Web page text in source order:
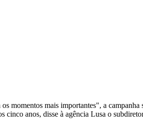
momentos mais importantes", a
cinco anos, disse à agência Lusa o